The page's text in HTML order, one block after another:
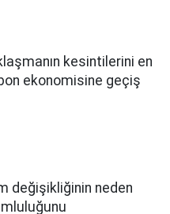
kesintilerini en
ekonomisine geçiş
değişikliğinin neden